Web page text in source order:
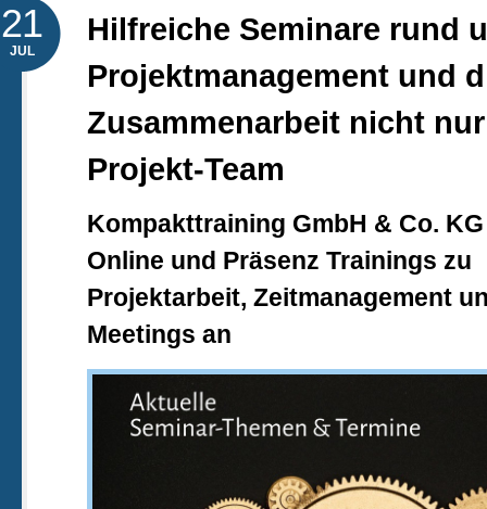
Hilfreiche Seminare rund
Projektmanagement und
Zusammenarbeit nicht
Projekt-Team
21
JUL
Kompakttraining GmbH & Co.
Online und Präsenz Trainings zu
Projektarbeit, Zeitmanagement
Meetings an